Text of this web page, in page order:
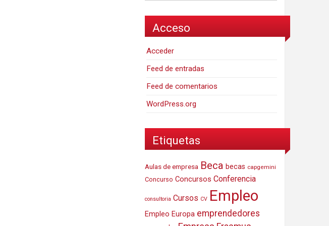
Acceso
Acceder
Feed de entradas
Feed de comentarios
WordPress.org
Etiquetas
Aulas de empresa Beca becas capgemini
Concurso Concursos Conferencia
consultoria Cursos CV Empleo
Empleo Europa emprendedores